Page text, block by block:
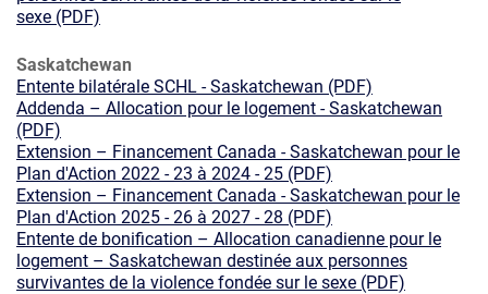
sexe (PDF)
Saskatchewan
Entente bilatérale SCHL - Saskatchewan (PDF)
Addenda – Allocation pour le logement - Saskatchewan
(PDF)
Extension – Financement Canada - Saskatchewan pour le
Plan d'Action 2022 - 23 à 2024 - 25 (PDF)
Extension – Financement Canada - Saskatchewan pour le
Plan d'Action 2025 - 26 à 2027 - 28 (PDF)
Entente de bonification – Allocation canadienne pour le
logement – Saskatchewan destinée aux personnes
survivantes de la violence fondée sur le sexe (PDF)